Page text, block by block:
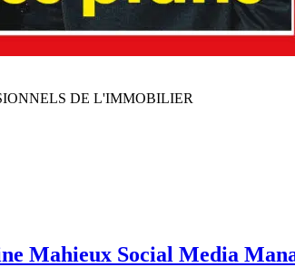
DE L'IMMOBILIER
Mahieux Social Media